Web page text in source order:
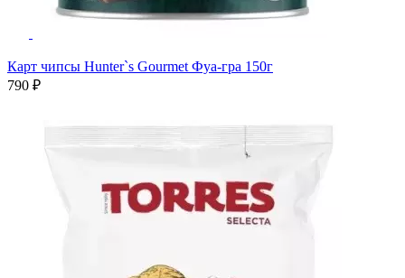
Карт чипсы Hunter`s Gourmet Фуа-гра 150г
790 ₽